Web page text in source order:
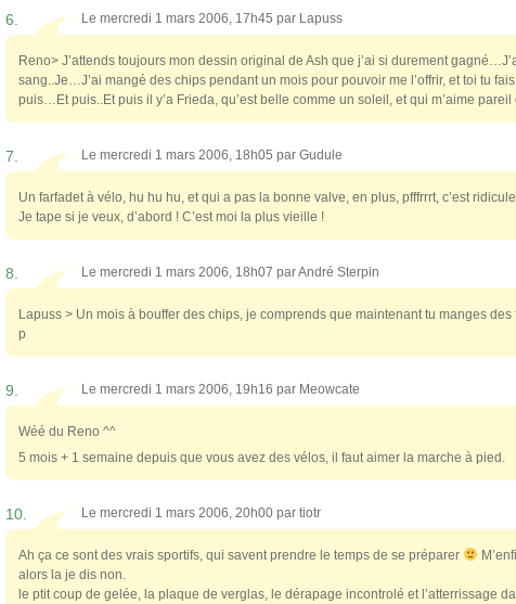
6. Le mercredi 1 mars 2006, 17h45 par Lapuss
Reno> J’attends toujours mon dessin original de Ash que j’ai si durement
sang..Je…J’ai mangé des chips pendant un mois pour pouvoir me l’offrir, et toi tu
puis…Et puis..Et puis il y’a Frieda, qu’est belle comme un soleil, et qui m’aime pareil
7. Le mercredi 1 mars 2006, 18h05 par Gudule
Un farfadet à vélo, hu hu hu, et qui a pas la bonne valve, en plus, pfffrrrt, c’est
Je tape si je veux, d’abord ! C’est moi la plus vieille !
8. Le mercredi 1 mars 2006, 18h07 parAndré Sterpin
Lapuss > Un mois à bouffer des chips, je comprends que maintenant tu manges
p
9. Le mercredi 1 mars 2006, 19h16 par Meowcate
Wéé du Reno ^^
5 mois + 1 semaine depuis que vous avez des vélos, il faut aimer la marche à pied.
10. Le mercredi 1 mars 2006, 20h00 par tiotr
Ah ça ce sont des vrais sportifs, qui savent prendre le temps de se préparer
alors la je dis non.
le ptit coup de gelée, la plaque de verglas, le dérapage incontrolé et l’atterrissage